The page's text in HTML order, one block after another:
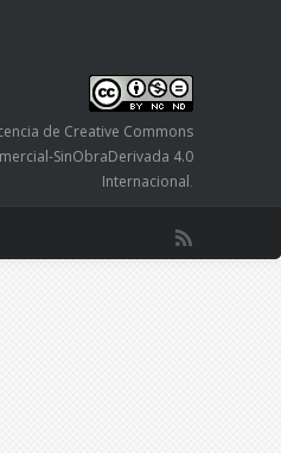
de Creative Commons
SinObraDerivada 4.0
Internacional